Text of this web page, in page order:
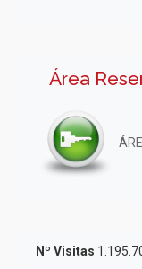
Área
Nº Visitas